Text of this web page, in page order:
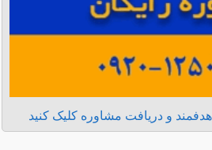
و دریافت مشاوره کلیک کنید